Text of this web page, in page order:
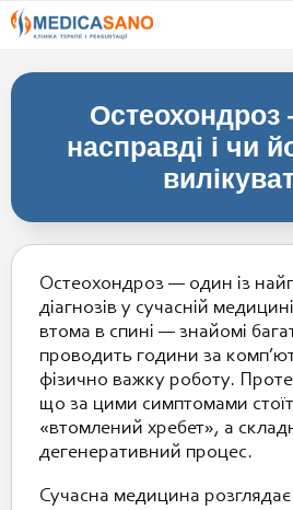
насправді і чи
Остеохондроз — один із
діагнозів у сучасній
втома в спині — знайомі
проводить години за
фізично важку роботу.
що за цими симптомами
«втомлений хребет», а
дегенеративний процес.
Сучасна медицина